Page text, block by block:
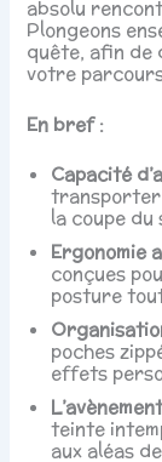
absolu
Plongeons
quête, afin de
votre
En bref :
Capacité
transporter
la coupe du
Ergonomie
conçues
posture
poches
effets
teinte
aux aléas